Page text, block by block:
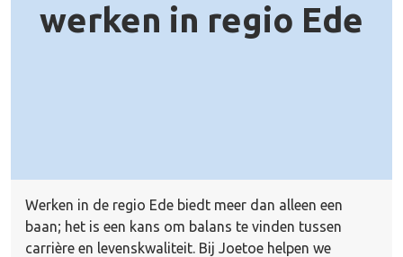
werken in regio Ede
Werken in de regio Ede biedt meer dan alleen een
baan; het is een kans om balans te vinden tussen
carrière en levenskwaliteit. Bij Joetoe helpen we